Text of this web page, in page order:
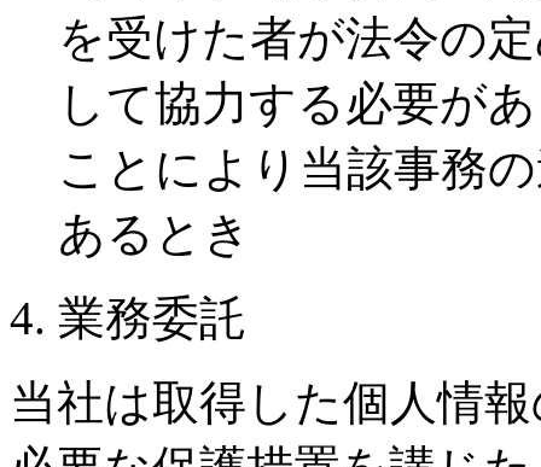
を受けた者が法令の
して協力する必要が
ことにより当該事務
あるとき
4. 業務委託
当社は取得した個人情